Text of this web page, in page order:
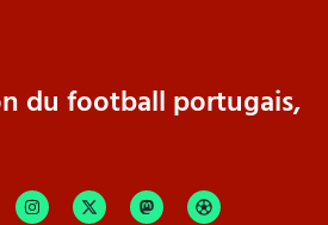
du football portugais,